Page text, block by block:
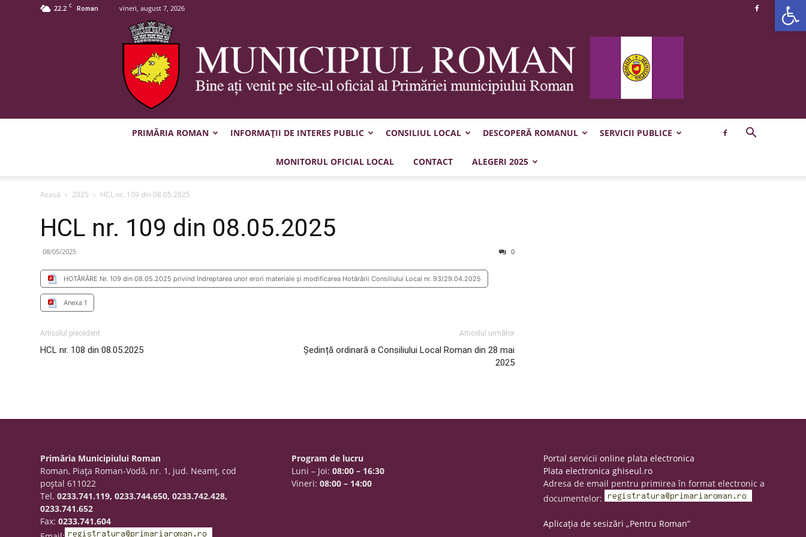
22.2 C Roman vineri, august 7, 2026
Municipiul
PRIMĂRIA ROMAN INFORMAȚII DE INTERES PUBLIC CONSILIUL LOCAL DESCOPERĂ ROMANUL SERVICII PUBLICE
MONITORUL OFICIAL LOCAL CONTACT ALEGERI 2025
Acasă 2025 HCL nr. 109 din 08.05.2025
HCL nr. 109 din 08.05.2025
08/05/2025 0
HOTĂRÂRE Nr. 109 din 08.05.2025 privind îndreptarea unor erori materiale şi modificarea Hotărârii Consiliului Local nr. 93/29.04.2025
Anexa 1
Articolul precedent
HCL nr. 108 din 08.05.2025
Articolul următor
Ședință ordinară a Consiliului Local Roman din 28 mai
2025
Primăria Municipiului Roman
Roman, Piaţa Roman-Vodă, nr. 1, jud. Neamţ, cod
poştal 611022
Tel.0233.741.119, 0233.744.650, 0233.742.428,
0233.741.652
Fax:0233.741.604
Program de lucru
Luni – Joi:08:00 – 16:30
Vineri:08:00 – 14:00
Portal servicii online plata electronica
Plata electronica ghiseul.ro
Adresa de email pentru primirea în format electronic a
documentelor:
Aplicația de sesizări „Pentru Roman”